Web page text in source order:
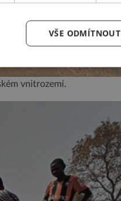
vnitrozemí.
VŠE ODMÍTNOUT